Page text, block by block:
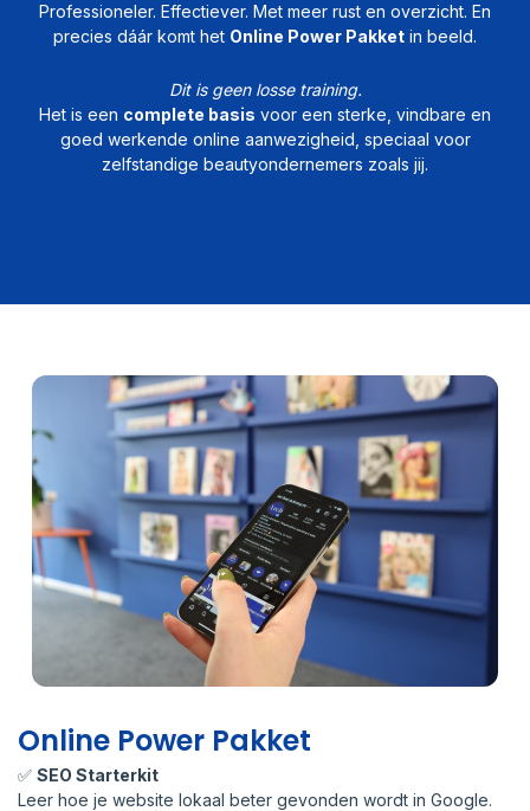
Professioneler. Effectiever. Met meer rust en overzicht. En
precies dáár komt het Online Power Pakket in beeld.
Dit is geen losse training.
Het is een complete basis voor een sterke, vindbare en
goed werkende online aanwezigheid, speciaal voor
zelfstandige beautyondernemers zoals jij.
Online Power Pakket
✅ SEO Starterkit
Leer hoe je website lokaal beter gevonden wordt in Google.